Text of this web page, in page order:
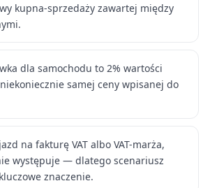
kupna-sprzedaży zawartej między
dla samochodu to 2% wartości
samej ceny wpisanej do
na fakturę VAT albo VAT-marża,
występuje — dlatego scenariusz
znaczenie.